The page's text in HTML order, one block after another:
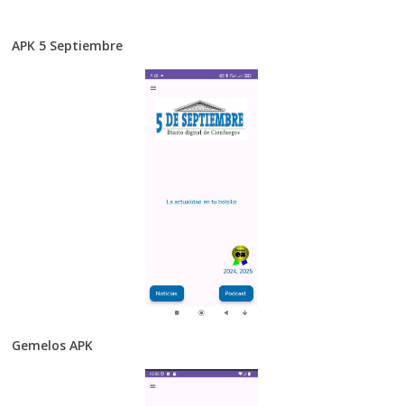
APK 5 Septiembre
Gemelos APK